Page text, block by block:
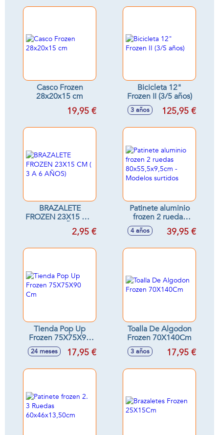
Casco Frozen
28x20x15 cm
19,95 €
Bicicleta 12"
Frozen II (3/5 años)
3 años 125,95 €
BRAZALETE
FROZEN 23X15 CM
( 3 A 6 AÑOS)2,95 €
Patinete aluminio
frozen 2 ruedas
80x55,5x9,5cm -
Modelos surtidos
4 años 39,95 €
Tienda Pop Up
Frozen 75X75X90
Cm
24 meses 17,95 €
Toalla De Algodon
Frozen 70X140Cm
3 años 17,95 €